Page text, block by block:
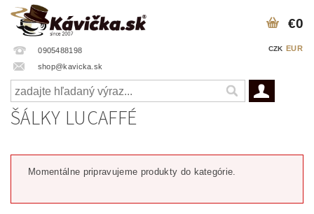
0905488198
shop@kavicka.sk
CZK EUR
€0
ŠÁLKY LUCAFFÉ
Momentálne pripravujeme produkty do kategórie.